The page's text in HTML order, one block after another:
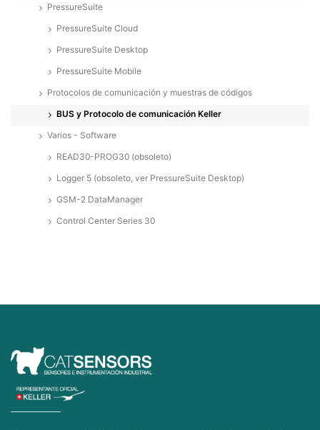
PressureSuite
PressureSuite Cloud
PressureSuite Desktop
PressureSuite Mobile
Protocolos de comunicación y muestras de códigos
BUS y Protocolo de comunicación Keller
Varios - Software
READ30-PROG30 (obsoleto)
Logger 5 (obsoleto, ver PressureSuite Desktop)
GSM-2 DataManager
Control Center Series 30